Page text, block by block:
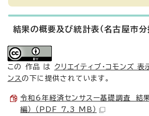
結果の概要及び統計表（名古屋市分
この 作品 は クリエイティブ・コモンズ
ンスの下に提供されています。
令和6年経済センサスー基礎調査 結
編） （PDF 7.3 MB）